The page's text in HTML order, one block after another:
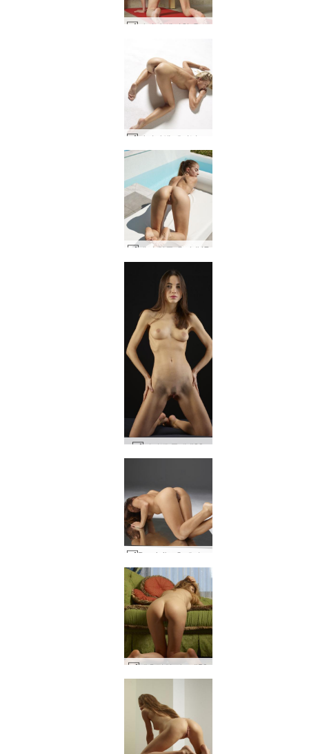
타니아 섹시한 운동 #60
에미 알몸 휴가 #47
키키뱅 몸매 #20
매혹적인 샤코 #50